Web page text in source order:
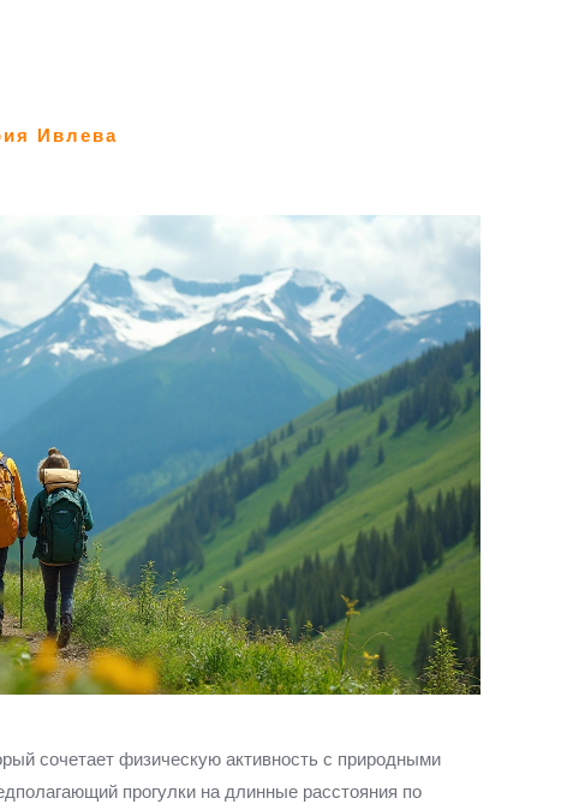
Ивлева
сочетает физическую активность с природными
прогулки на длинные расстояния по